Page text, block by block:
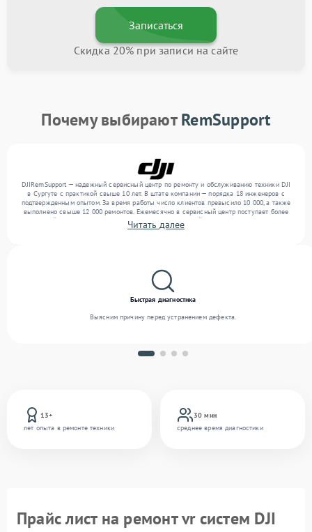
Записаться
Скидка 20% при записи на сайте
Почему выбираютRemSupport
DJIRemSupport — надежный сервисный центр по ремонту и обслуживанию техники DJI
в Сургуте с практикой свыше 10 лет. В штате компании — порядка 18 инженеров с
подтвержденным опытом. За время работы число клиентов превысило 10 000, а также
выполнено свыше 12 000 ремонтов. Ежемесячно в сервисный центр поступает более
300 устройств, включая , , . Мы устраняем поломки любой сложности и обеспечиваем
надежный результат благодаря квалификации мастеров.
Читать далее
13+
лет опыта в ремонте техники
30 мин
среднее время диагностики
Быстрая диагностика
Выясним причину перед устранением дефекта.
Прайс лист на ремонт vr систем DJI